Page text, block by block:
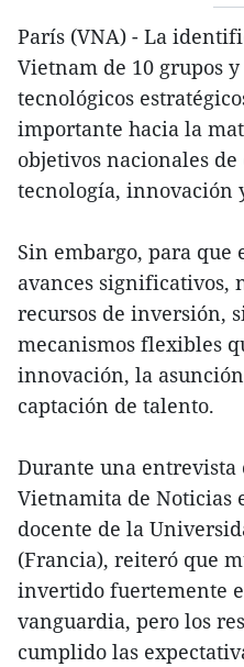
París (VNA) - La
Vietnam de 10 grupos
tecnológicos
importante hacia la
objetivos nacionales
tecnología, innovación
Sin embargo, para que
avances significativos,
recursos de inversión,
mecanismos flexibles
innovación, la
captación de talento.
Durante una entrevista
Vietnamita de Noticias
docente de la
(Francia), reiteró que
invertido fuertemente
vanguardia, pero los
cumplido las